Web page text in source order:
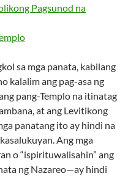
Pagsunod na
sa mga panata, kabilang
kalalim ang pag-asa ng
pang-Templo na itinatag
at ang Levitikong
panatang ito ay hindi na
Ang mga
o “ispirituwalisahin” ang
ng Nazareo—ay hindi